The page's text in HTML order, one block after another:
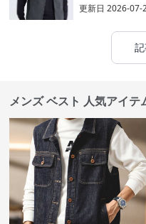
更新日2026-07-
メンズ ベスト 人気アイテ